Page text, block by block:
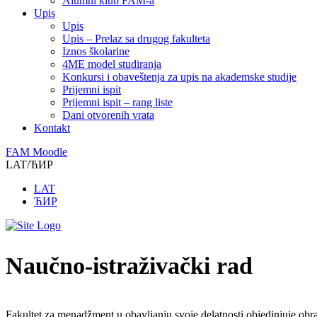
Upis
Upis
Upis – Prelaz sa drugog fakulteta
Iznos školarine
4ME model studiranja
Konkursi i obaveštenja za upis na akademske studije
Prijemni ispit
Prijemni ispit – rang liste
Dani otvorenih vrata
Kontakt
FAM Moodle
LAT/ЋИР
LAT
ЋИР
Naučno-istraživački rad